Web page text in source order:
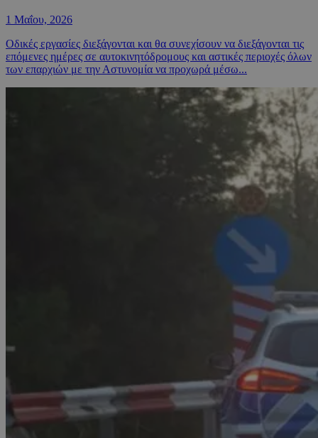
1 Μαΐου, 2026
Οδικές εργασίες διεξάγονται και θα συνεχίσουν να διεξάγονται τις
επόμενες ημέρες σε αυτοκινητόδρομους και αστικές περιοχές όλων
των επαρχιών με την Αστυνομία να προχωρά μέσω...